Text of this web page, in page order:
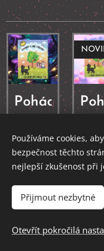
Pohádky
zahrádky
-
Rosová
[Ebook]
+
Používáme cookies,
bezpečnost těchto
nejlepší zkušenost při
Přijmout nezbytné
Otevřít pokročilá